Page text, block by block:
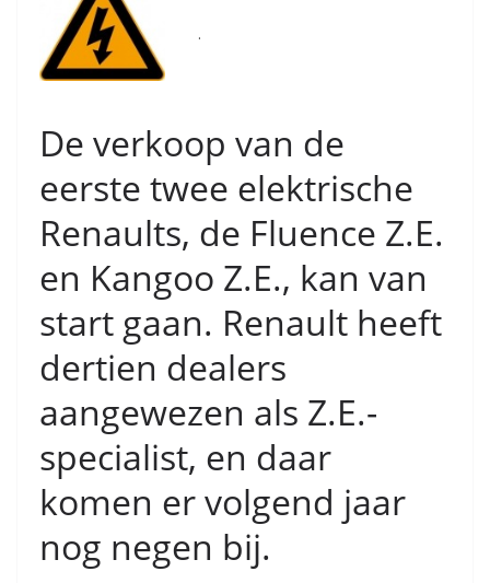
.
De verkoop van de
eerste twee elektrische
Renaults, de Fluence Z.E.
en Kangoo Z.E., kan van
start gaan. Renault heeft
dertien dealers
aangewezen als Z.E.-
specialist, en daar
komen er volgend jaar
nog negen bij.